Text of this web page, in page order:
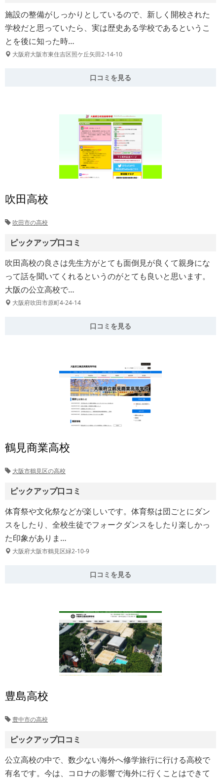
施設の整備がしっかりとしているので、新しく開校された
学校だと思っていたら、実は歴史ある学校であるというこ
とを後に知った時…
大阪府大阪市東住吉区照ケ丘矢田2-14-10
口コミを見る
吹田高校
吹田市の高校
ピックアップ口コミ
吹田高校の良さは先生方がとても面倒見が良くて親身にな
って話を聞いてくれるというのがとても良いと思います。
大阪の公立高校で…
大阪府吹田市原町4-24-14
口コミを見る
鶴見商業高校
大阪市鶴見区の高校
ピックアップ口コミ
体育祭や文化祭などが楽しいです。体育祭は団ごとにダン
スをしたり、全校生徒でフォークダンスをしたり楽しかっ
た印象がありま…
大阪府大阪市鶴見区緑2-10-9
口コミを見る
豊島高校
豊中市の高校
ピックアップ口コミ
公立高校の中で、数少ない海外へ修学旅行に行ける高校で
有名です。今は、コロナの影響で海外に行くことはできて